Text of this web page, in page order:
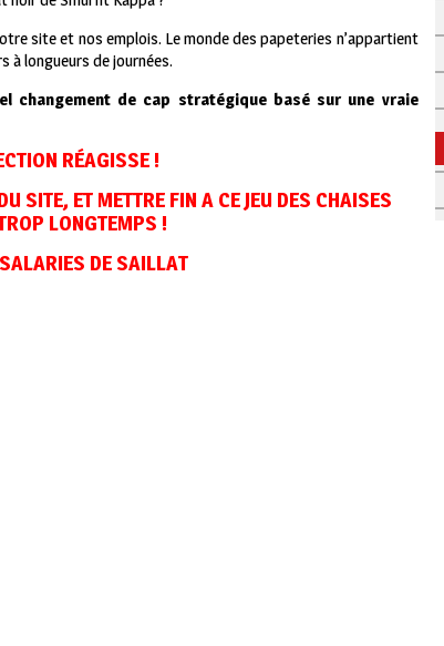
site et nos emplois. Le monde des papeteries n’appartient
à longueurs de journées.
changement de cap stratégique basé sur une vraie
RÉAGISSE !
SITE, ET METTRE FIN A CE JEU DES CHAISES
LONGTEMPS !
DE SAILLAT